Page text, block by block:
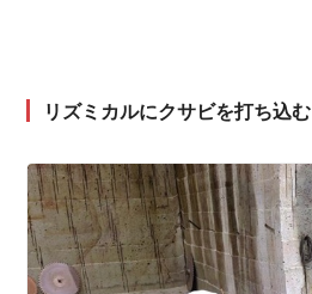
リズミカルにクサビを打ち込む